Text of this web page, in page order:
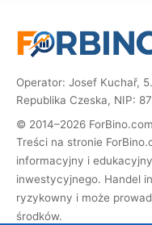
Operator: Josef Kuchař,
Republika Czeska, NIP:
© 2014–2026
Treści na stronie
informacyjny i
inwestycyjnego. Handel
ryzykowny i może
środków.